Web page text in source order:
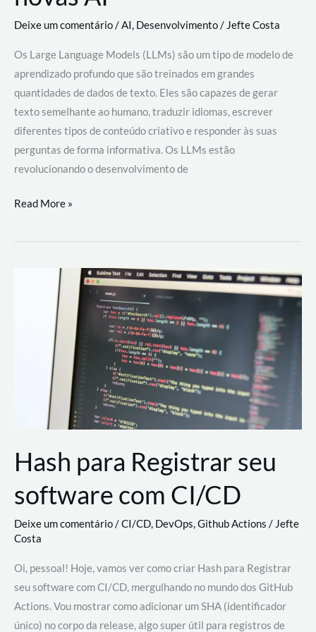
Deixe um comentário/AI, Desenvolvimento/ Jefte Costa
Os Large Language Models (LLMs) são um tipo de modelo de
aprendizado profundo que são treinados em grandes
quantidades de dados de texto. Eles são capazes de gerar
texto semelhante ao humano, traduzir idiomas, escrever
diferentes tipos de conteúdo criativo e responder às suas
perguntas de forma informativa. Os LLMs estão
revolucionando o desenvolvimento de
Large
Models
revolucionando
desenvolvimento
Read More »
Hash para Registrar seu
software com CI/CD
Deixe um comentário/CI/CD, DevOps,Github Actions /Jefte
Costa
Oi, pessoal! Hoje, vamos ver como criar Hash para Registrar
seu software com CI/CD, mergulhando no mundo dos GitHub
Actions. Vou mostrar como adicionar um SHA (identificador
único) no corpo da release, algo super útil para registros de